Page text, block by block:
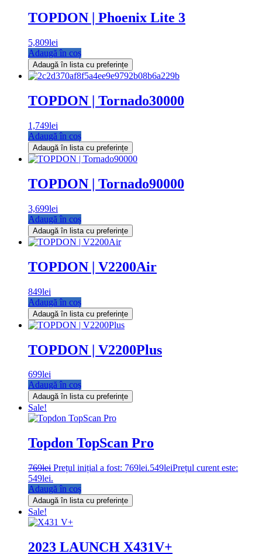
TOPDON | Phoenix Lite 3
5,809lei
Adaugă în coș
Adaugă în lista cu preferințe
TOPDON | Tornado30000
1,749lei
Adaugă în coș
Adaugă în lista cu preferințe
TOPDON | Tornado90000
3,699lei
Adaugă în coș
Adaugă în lista cu preferințe
TOPDON | V2200Air
849lei
Adaugă în coș
Adaugă în lista cu preferințe
TOPDON | V2200Plus
699lei
Adaugă în coș
Adaugă în lista cu preferințe
Sale!
Topdon TopScan Pro
769lei Prețul inițial a fost: 769lei.549leiPrețul curent este:
549lei.
Adaugă în coș
Adaugă în lista cu preferințe
Sale!
2023 LAUNCH X431V+